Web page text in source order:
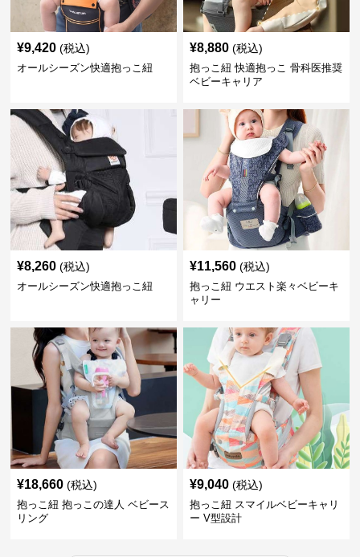
¥9,420 (税込)
オールシーズン快適抱っこ紐
¥8,880 (税込)
抱っこ紐 快適抱っこ 骨科医推奨
ベビーキャリア
¥8,260 (税込)
オールシーズン快適抱っこ紐
¥11,560 (税込)
抱っこ紐 ウエスト楽々ベビーキ
ャリー
¥18,660 (税込)
抱っこ紐 抱っこの達人 ベビース
リング
¥9,040 (税込)
抱っこ紐 スマイルベビーキャリ
ー V型設計